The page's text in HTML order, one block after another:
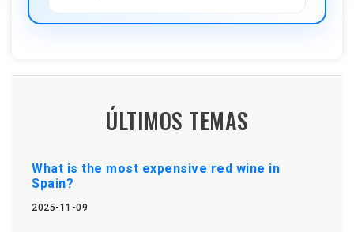
ÚLTIMOS TEMAS
What is the most expensive red wine in
Spain?
2025-11-09